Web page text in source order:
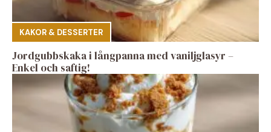
KAKOR & DESSERTER
Jordgubbskaka i långpanna med vaniljglasyr –
Enkel och saftig!